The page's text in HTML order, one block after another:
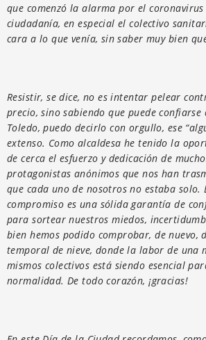
que comenzó la alarma por el
ciudadanía, en especial el colectivo
cara a lo que venía, sin saber muy bien
Resistir, se dice, no es intentar pelear
precio, sino sabiendo que puede confiarse
Toledo, puedo decirlo con orgullo, ese
extenso. Como alcaldesa he tenido la
de cerca el esfuerzo y dedicación de
protagonistas anónimos que nos han
que cada uno de nosotros no estaba solo.
compromiso es una sólida garantía de
para sortear nuestros miedos,
bien hemos podido comprobar, de nuevo,
temporal de nieve, donde la labor de una
mismos colectivos está siendo esencial
normalidad. De todo corazón, ¡gracias!